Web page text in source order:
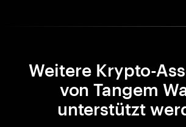
Weitere Krypto-
von Tangem
unterstützt